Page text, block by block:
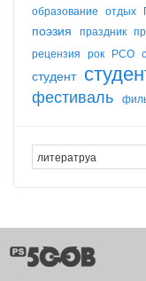
образование отдых
поэзия праздник
рецензия рок РСО
студент
фестиваль